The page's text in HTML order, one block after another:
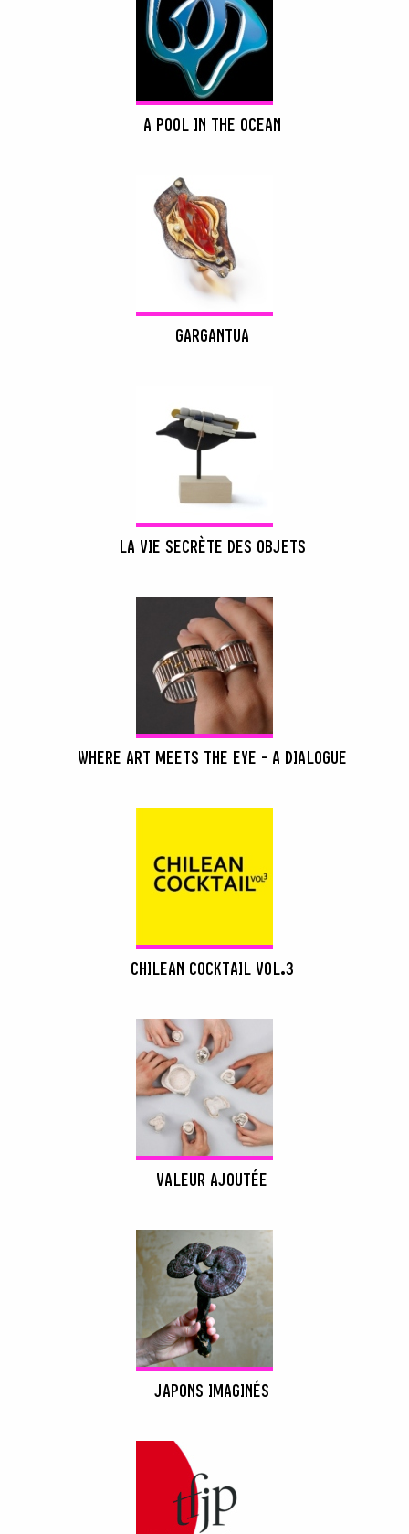
A POOL IN THE OCEAN
GARGANTUA
LA VIE SECRÈTE DES OBJETS
WHERE ART MEETS THE EYE - A DIALOGUE
CHILEAN COCKTAIL VOL.3
VALEUR AJOUTÉE
JAPONS IMAGINÉS